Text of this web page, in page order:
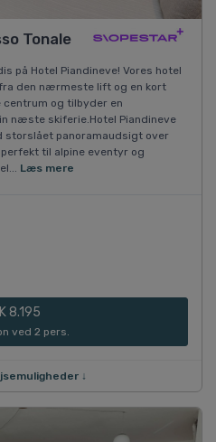
Tonale
på Hotel Piandineve! Vores hotel
den nærmeste lift og en kort
centrum og tilbyder en
næste skiferie.Hotel Piandineve
storslået panoramaudsigt over
til alpine eventyr og
Læs mere
8.195
ved 2 pers.
↓